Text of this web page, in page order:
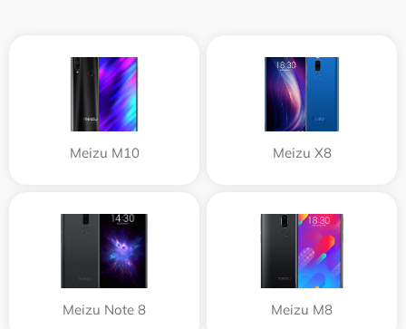
Meizu M10 Meizu X8
Meizu Note 8 Meizu M8